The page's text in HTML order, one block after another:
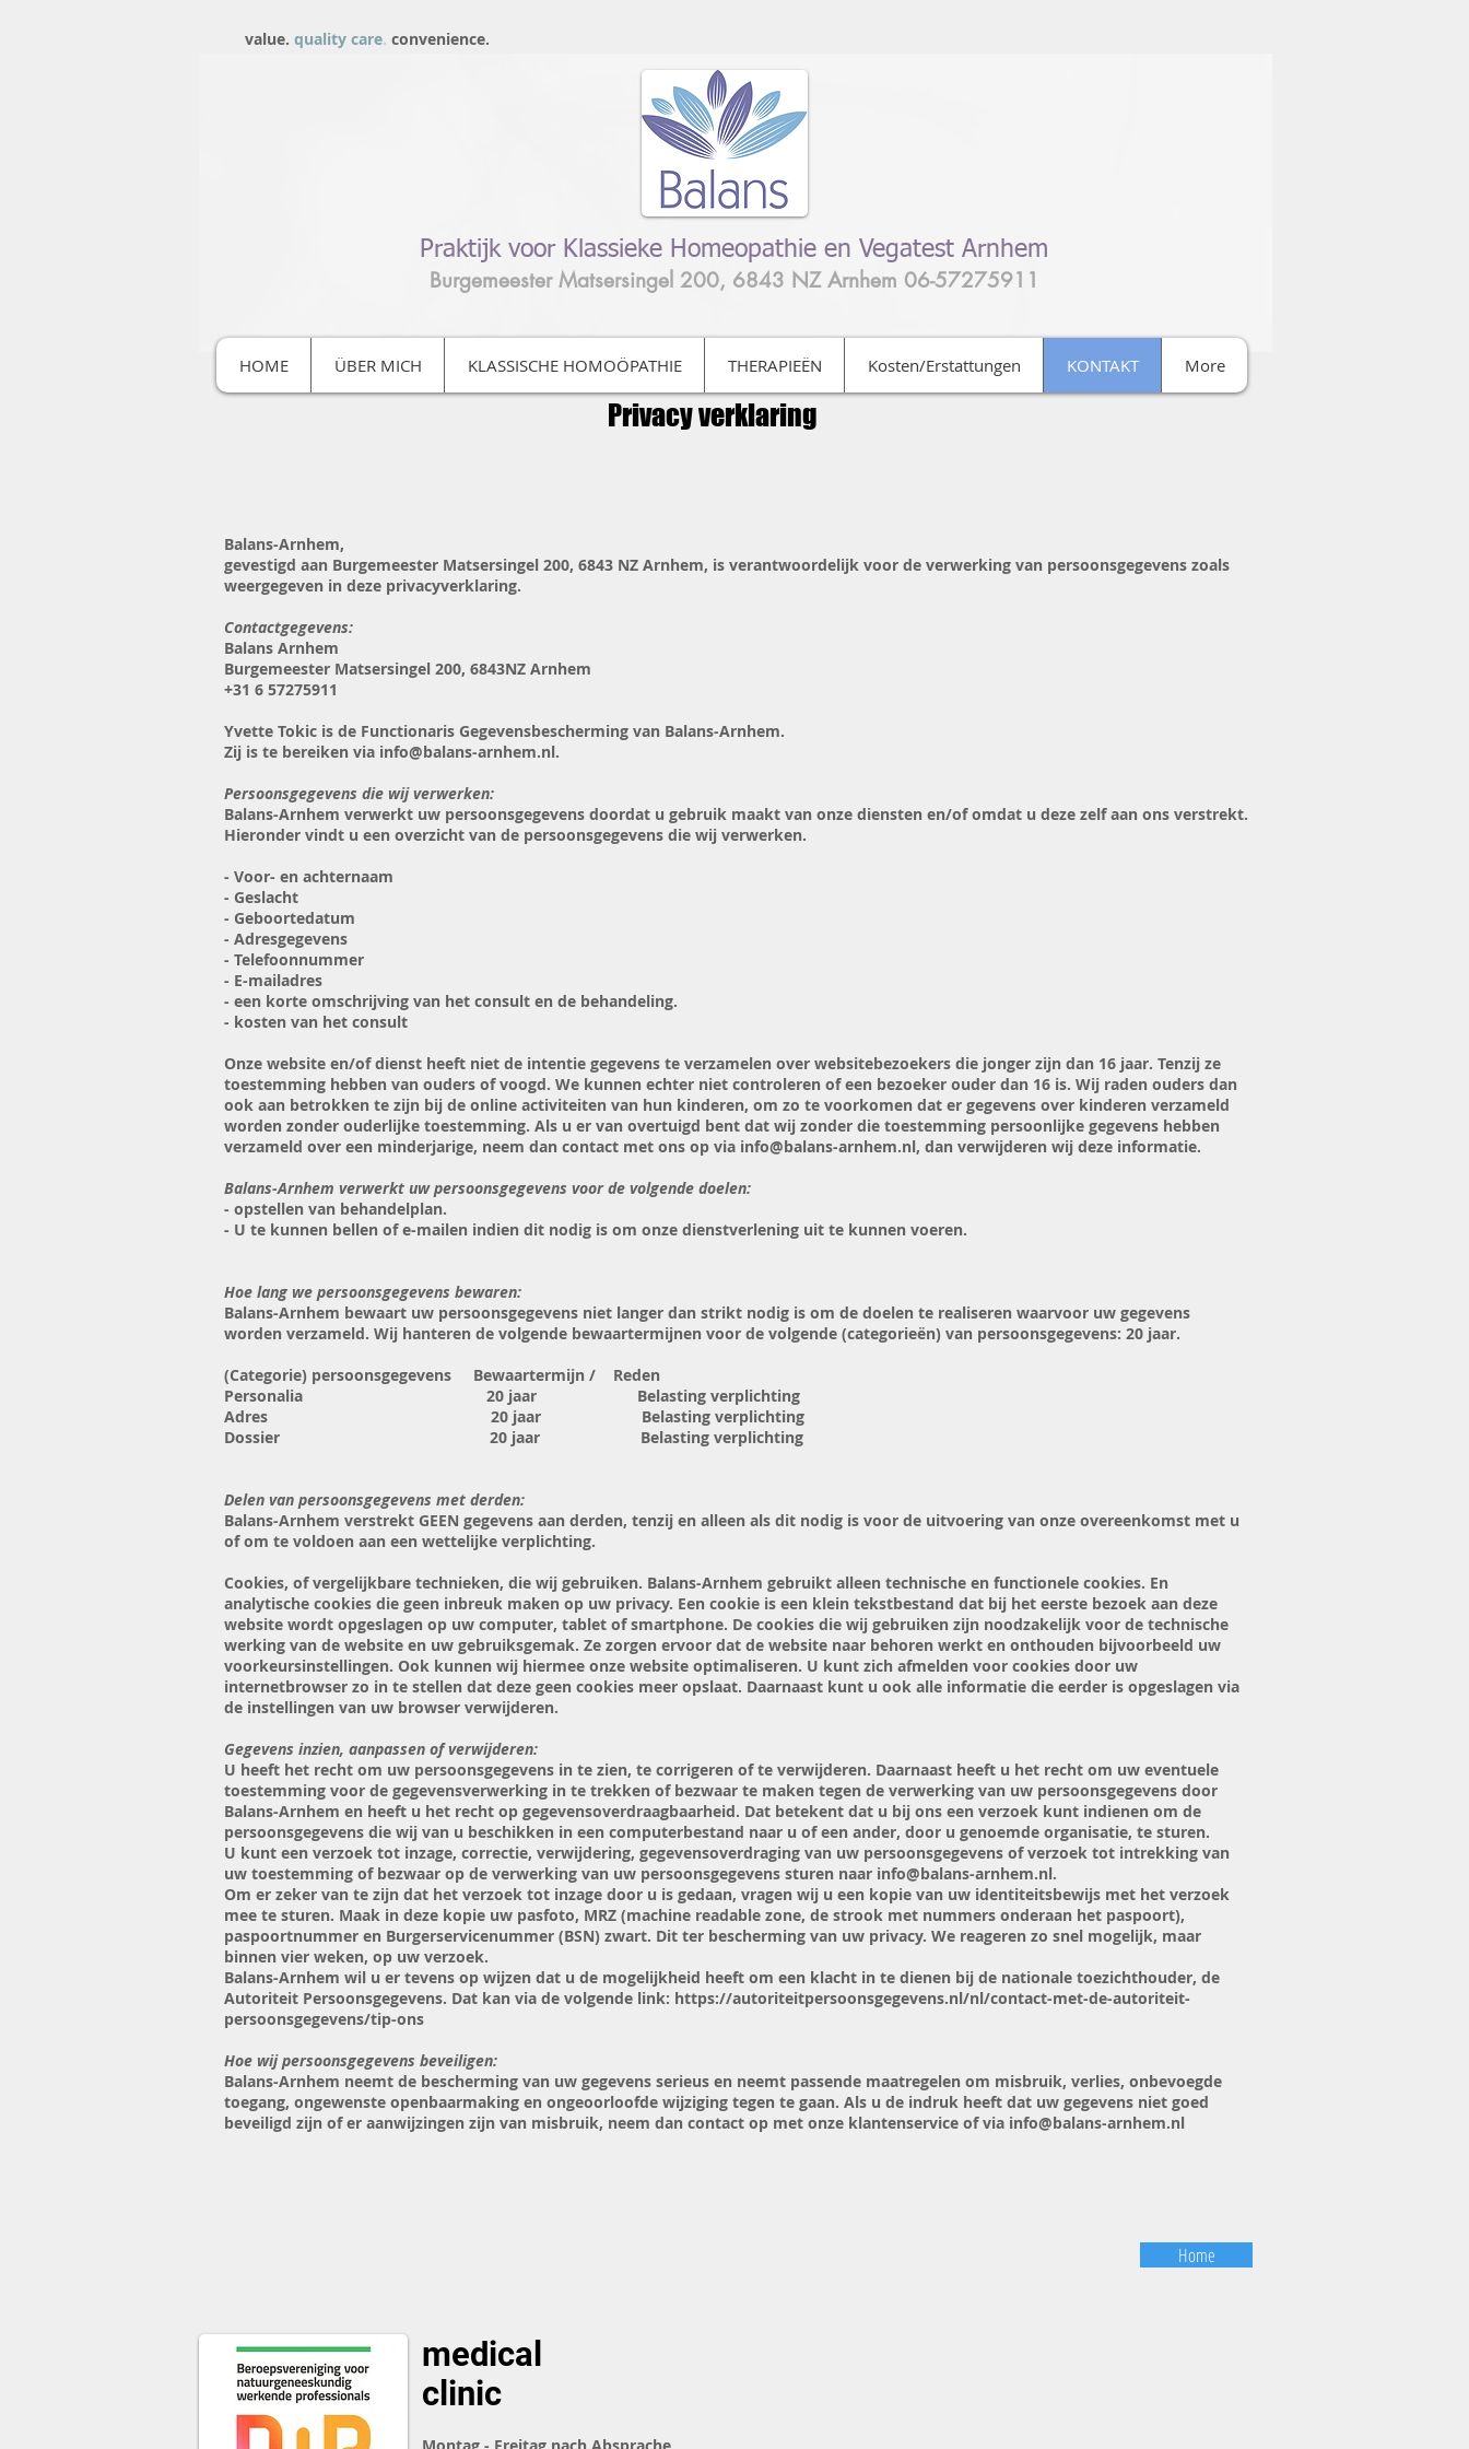
value. quality care. convenience.
Burgemeester Matsersingel 200, 6843 NZ Arnhem 06-57275911
HOME ÜBER MICH KLASSISCHE HOMOÖPATHIE THERAPIEËN Kosten/Erstattungen KONTAKT More
Praktijk voor Klassieke Homeopathie en Vegatest Arnhem
Privacy verklaring
Balans-Arnhem,
gevestigd aan Burgemeester Matsersingel 200, 6843 NZ Arnhem, is verantwoordelijk voor de verwerking van persoonsgegevens zoals
weergegeven in deze privacyverklaring.
Contactgegevens:
Balans Arnhem
Burgemeester Matsersingel 200, 6843NZ Arnhem
+31 6 57275911
Yvette Tokic is de Functionaris Gegevensbescherming van Balans-Arnhem.
Zij is te bereiken via info@balans-arnhem.nl.
Persoonsgegevens die wij verwerken:
Balans-Arnhem verwerkt uw persoonsgegevens doordat u gebruik maakt van onze diensten en/of omdat u deze zelf aan ons verstrekt.
Hieronder vindt u een overzicht van de persoonsgegevens die wij verwerken.
- Voor- en achternaam
- Geslacht
- Geboortedatum
- Adresgegevens
- Telefoonnummer
- E-mailadres
- een korte omschrijving van het consult en de behandeling.
- kosten van het consult
Onze website en/of dienst heeft niet de intentie gegevens te verzamelen over websitebezoekers die jonger zijn dan 16 jaar. Tenzij ze
toestemming hebben van ouders of voogd. We kunnen echter niet controleren of een bezoeker ouder dan 16 is. Wij raden ouders dan
ook aan betrokken te zijn bij de online activiteiten van hun kinderen, om zo te voorkomen dat er gegevens over kinderen verzameld
worden zonder ouderlijke toestemming. Als u er van overtuigd bent dat wij zonder die toestemming persoonlijke gegevens hebben
verzameld over een minderjarige, neem dan contact met ons op via info@balans-arnhem.nl, dan verwijderen wij deze informatie.
Balans-Arnhem verwerkt uw persoonsgegevens voor de volgende doelen:
- opstellen van behandelplan.
- U te kunnen bellen of e-mailen indien dit nodig is om onze dienstverlening uit te kunnen voeren.
Hoe lang we persoonsgegevens bewaren:
Balans-Arnhem bewaart uw persoonsgegevens niet langer dan strikt nodig is om de doelen te realiseren waarvoor uw gegevens
worden verzameld. Wij hanteren de volgende bewaartermijnen voor de volgende (categorieën) van persoonsgegevens: 20 jaar.
(Categorie) persoonsgegevens Bewaartermijn / Reden
Personalia 20 jaar Belasting verplichting
Adres 20 jaar Belasting verplichting
Dossier 20 jaar Belasting verplichting
Delen van persoonsgegevens met derden:
Balans-Arnhem verstrekt GEEN gegevens aan derden, tenzij en alleen als dit nodig is voor de uitvoering van onze overeenkomst met u
of om te voldoen aan een wettelijke verplichting.
Cookies, of vergelijkbare technieken, die wij gebruiken. Balans-Arnhem gebruikt alleen technische en functionele cookies. En
analytische cookies die geen inbreuk maken op uw privacy. Een cookie is een klein tekstbestand dat bij het eerste bezoek aan deze
website wordt opgeslagen op uw computer, tablet of smartphone. De cookies die wij gebruiken zijn noodzakelijk voor de technische
werking van de website en uw gebruiksgemak. Ze zorgen ervoor dat de website naar behoren werkt en onthouden bijvoorbeeld uw
voorkeursinstellingen. Ook kunnen wij hiermee onze website optimaliseren. U kunt zich afmelden voor cookies door uw
internetbrowser zo in te stellen dat deze geen cookies meer opslaat. Daarnaast kunt u ook alle informatie die eerder is opgeslagen via
de instellingen van uw browser verwijderen.
Gegevens inzien, aanpassen of verwijderen:
U heeft het recht om uw persoonsgegevens in te zien, te corrigeren of te verwijderen. Daarnaast heeft u het recht om uw eventuele
toestemming voor de gegevensverwerking in te trekken of bezwaar te maken tegen de verwerking van uw persoonsgegevens door
Balans-Arnhem en heeft u het recht op gegevensoverdraagbaarheid. Dat betekent dat u bij ons een verzoek kunt indienen om de
persoonsgegevens die wij van u beschikken in een computerbestand naar u of een ander, door u genoemde organisatie, te sturen.
U kunt een verzoek tot inzage, correctie, verwijdering, gegevensoverdraging van uw persoonsgegevens of verzoek tot intrekking van
uw toestemming of bezwaar op de verwerking van uw persoonsgegevens sturen naar info@balans-arnhem.nl.
Om er zeker van te zijn dat het verzoek tot inzage door u is gedaan, vragen wij u een kopie van uw identiteitsbewijs met het verzoek
mee te sturen. Maak in deze kopie uw pasfoto, MRZ (machine readable zone, de strook met nummers onderaan het paspoort),
paspoortnummer en Burgerservicenummer (BSN) zwart. Dit ter bescherming van uw privacy. We reageren zo snel mogelijk, maar
binnen vier weken, op uw verzoek.
Balans-Arnhem wil u er tevens op wijzen dat u de mogelijkheid heeft om een klacht in te dienen bij de nationale toezichthouder, de
Autoriteit Persoonsgegevens. Dat kan via de volgende link: https://autoriteitpersoonsgegevens.nl/nl/contact-met-de-autoriteit-
persoonsgegevens/tip-ons
Hoe wij persoonsgegevens beveiligen:
Balans-Arnhem neemt de bescherming van uw gegevens serieus en neemt passende maatregelen om misbruik, verlies, onbevoegde
toegang, ongewenste openbaarmaking en ongeoorloofde wijziging tegen te gaan. Als u de indruk heeft dat uw gegevens niet goed
beveiligd zijn of er aanwijzingen zijn van misbruik, neem dan contact op met onze klantenservice of via info@balans-arnhem.nl
Home
medical
clinic